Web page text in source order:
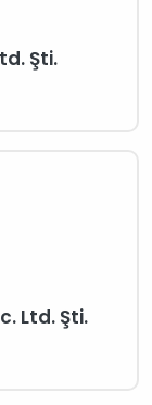
Şti.
Ltd. Şti.